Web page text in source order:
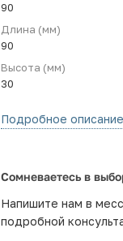
90
Длина (мм)
90
Высота (мм)
30
Подробное описание
Сомневаетесь в
Напишите нам в
подробной